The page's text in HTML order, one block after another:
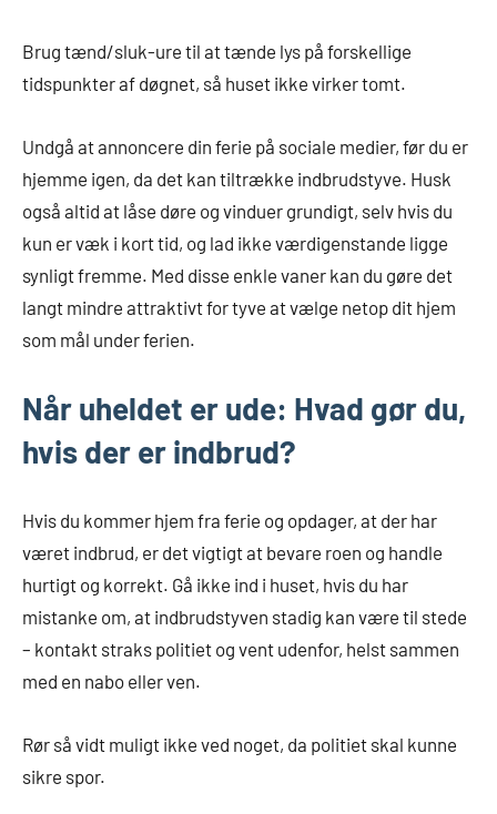
Brug tænd/sluk-ure til at tænde lys på forskellige
tidspunkter af døgnet, så huset ikke virker tomt.
Undgå at annoncere din ferie på sociale medier, før du er
hjemme igen, da det kan tiltrække indbrudstyve. Husk
også altid at låse døre og vinduer grundigt, selv hvis du
kun er væk i kort tid, og lad ikke værdigenstande ligge
synligt fremme. Med disse enkle vaner kan du gøre det
langt mindre attraktivt for tyve at vælge netop dit hjem
som mål under ferien.
Når uheldet er ude: Hvad gør du,
hvis der er indbrud?
Hvis du kommer hjem fra ferie og opdager, at der har
været indbrud, er det vigtigt at bevare roen og handle
hurtigt og korrekt. Gå ikke ind i huset, hvis du har
mistanke om, at indbrudstyven stadig kan være til stede
– kontakt straks politiet og vent udenfor, helst sammen
med en nabo eller ven.
Rør så vidt muligt ikke ved noget, da politiet skal kunne
sikre spor.